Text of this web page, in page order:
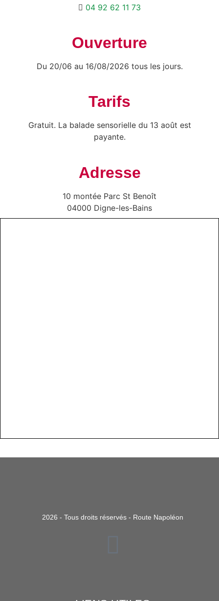
04 92 62 11 73
Ouverture
Du 20/06 au 16/08/2026 tous les jours.
Tarifs
Gratuit. La balade sensorielle du 13 août est
payante.
Adresse
10 montée Parc St Benoît
04000 Digne-les-Bains
2026 - Tous droits réservés - Route Napoléon